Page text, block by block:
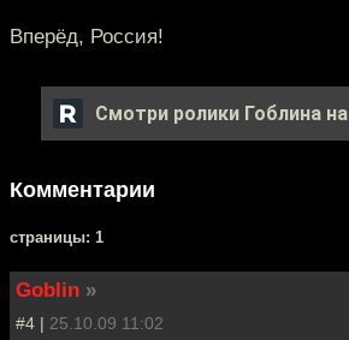
Вперёд, Россия!
Смотри ролики Гоблина на
Комментарии
cтраницы: 1
Goblin »
#4 | 25.10.09 11:02